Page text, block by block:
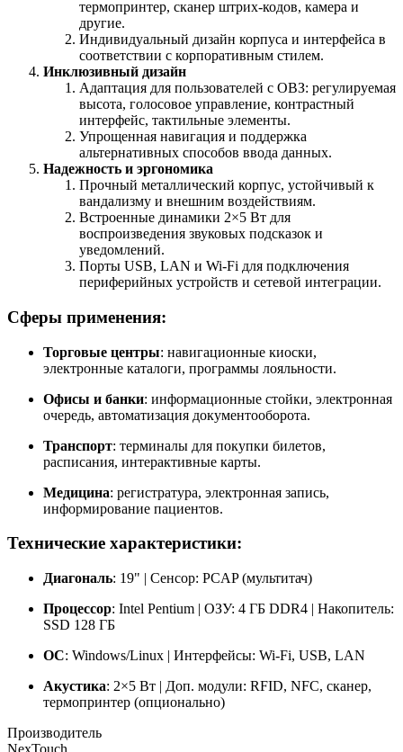
термопринтер, сканер штрих-кодов, камера и
другие.
Индивидуальный дизайн корпуса и интерфейса в
соответствии с корпоративным стилем.
Инклюзивный дизайн
Адаптация для пользователей с ОВЗ: регулируемая
высота, голосовое управление, контрастный
интерфейс, тактильные элементы.
Упрощенная навигация и поддержка
альтернативных способов ввода данных.
Надежность и эргономика
Прочный металлический корпус, устойчивый к
вандализму и внешним воздействиям.
Встроенные динамики 2×5 Вт для
воспроизведения звуковых подсказок и
уведомлений.
Порты USB, LAN и Wi-Fi для подключения
периферийных устройств и сетевой интеграции.
Сферы применения:
Торговые центры: навигационные киоски,
электронные каталоги, программы лояльности.
Офисы и банки: информационные стойки, электронная
очередь, автоматизация документооборота.
Транспорт: терминалы для покупки билетов,
расписания, интерактивные карты.
Медицина: регистратура, электронная запись,
информирование пациентов.
Технические характеристики:
Диагональ: 19" | Сенсор: PCAP (мультитач)
Процессор: Intel Pentium | ОЗУ: 4 ГБ DDR4 | Накопитель:
SSD 128 ГБ
ОС: Windows/Linux | Интерфейсы: Wi-Fi, USB, LAN
Акустика: 2×5 Вт | Доп. модули: RFID, NFC, сканер,
термопринтер (опционально)
Производитель